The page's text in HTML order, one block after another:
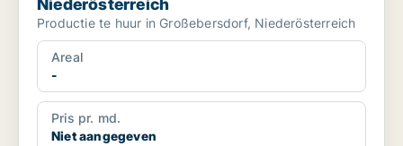
Niederösterreich
Productie te huur in Großebersdorf, Niederösterreich
Areal
-
Pris pr. md.
Niet aangegeven